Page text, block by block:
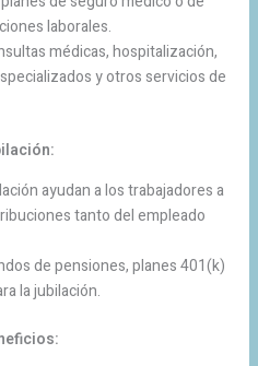
laborales.
médicas, hospitalización,
y otros servicios de
ayudan a los trabajadores a
tanto del empleado
de pensiones, planes 401(k)
la jubilación.